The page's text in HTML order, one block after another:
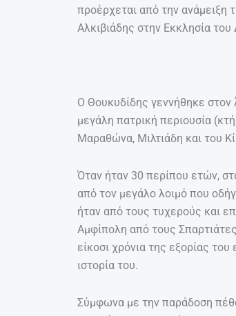
προέρχεται από την ανάμειξη
Αλκιβιάδης στην Εκκλησία
Ο Θουκυδίδης γεννήθηκε
μεγάλη πατρική περιουσία
Μαραθώνα, Μιλτιάδη και του
Όταν ήταν 30 περίπου ετών,
από τον μεγάλο λοιμό που
ήταν από τους τυχερούς και
Αμφίπολη από τους
είκοσι χρόνια της εξορίας
ιστορία του.
Σύμφωνα με την παράδοση